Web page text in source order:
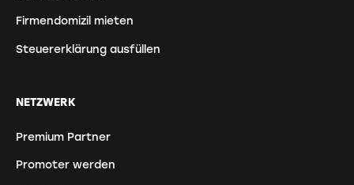
Firmendomizil mieten
Steuererklärung ausfüllen
NETZWERK
Premium Partner
Promoter werden